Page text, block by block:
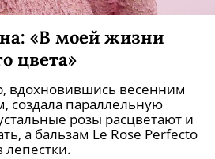
«В моей жизни
цвета»
вдохновившись весенним
создала параллельную
розы расцветают и
а бальзам Le Rose Perfecto
лепестки.